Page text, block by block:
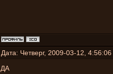
Дата: Четверг, 2009-03-12,
ДА